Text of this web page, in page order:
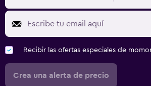
Recibir las ofertas especiales de
Crea una alerta de precio